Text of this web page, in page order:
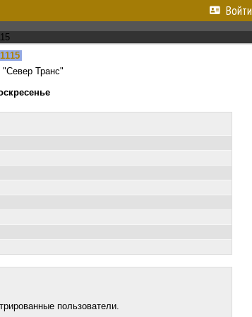
Войти
1115
Транс"
пользователи.